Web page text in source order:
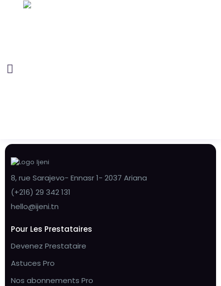
8, rue Sarajevo- Ennasr 1- 2037 Ariana
(+216) 29 342 131
hello@ijeni.tn
Pour Les Prestataires
Devenez Prestataire
Astuces Pro
Nos abonnements Pro